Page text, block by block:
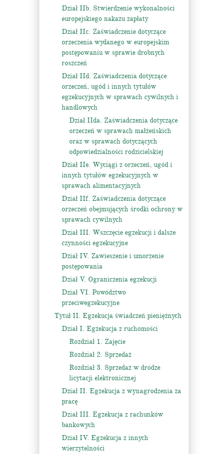
Dział IIb. Stwierdzenie wykonalności
europejskiego nakazu zapłaty
Dział IIc. Zaświadczenie dotyczące
orzeczenia wydanego w europejskim
postępowaniu w sprawie drobnych
roszczeń
Dział IId. Zaświadczenia dotyczące
orzeczeń, ugód i innych tytułów
egzekucyjnych w sprawach cywilnych i
handlowych
Dział IIda. Zaświadczenia dotyczące
orzeczeń w sprawach małżeńskich
oraz w sprawach dotyczących
odpowiedzialności rodzicielskiej
Dział IIe. Wyciągi z orzeczeń, ugód i
innych tytułów egzekucyjnych w
sprawach alimentacyjnych
Dział IIf. Zaświadczenia dotyczące
orzeczeń obejmujących środki ochrony w
sprawach cywilnych
Dział III. Wszczęcie egzekucji i dalsze
czynności egzekucyjne
Dział IV. Zawieszenie i umorzenie
postępowania
Dział V. Ograniczenia egzekucji
Dział VI. Powództwo
przeciwegzekucyjne
Tytuł II. Egzekucja świadczeń pieniężnych
Dział I. Egzekucja z ruchomości
Rozdział 1. Zajęcie
Rozdział 2. Sprzedaż
Rozdział 3. Sprzedaż w drodze
licytacji elektronicznej
Dział II. Egzekucja z wynagrodzenia za
pracę
Dział III. Egzekucja z rachunków
bankowych
Dział IV. Egzekucja z innych
wierzytelności